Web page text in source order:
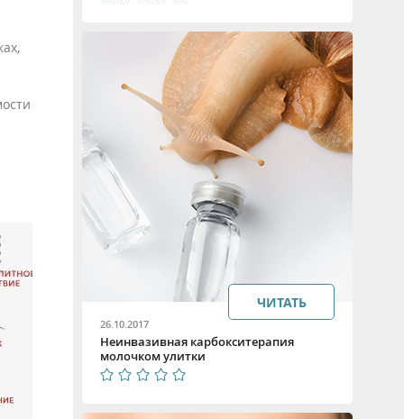
26.10.2017
Неинвазивная карбокситерапия
молочком улитки
ЧИТАТЬ